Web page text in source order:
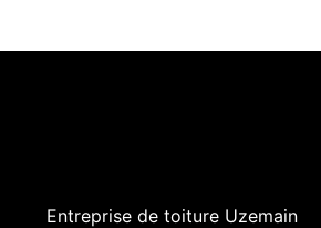
Entreprise de toiture Uzemain